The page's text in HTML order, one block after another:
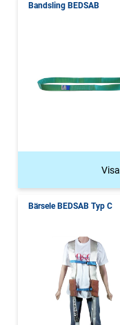
Bandsling BEDSAB
Visa
Bärsele BEDSAB Typ C